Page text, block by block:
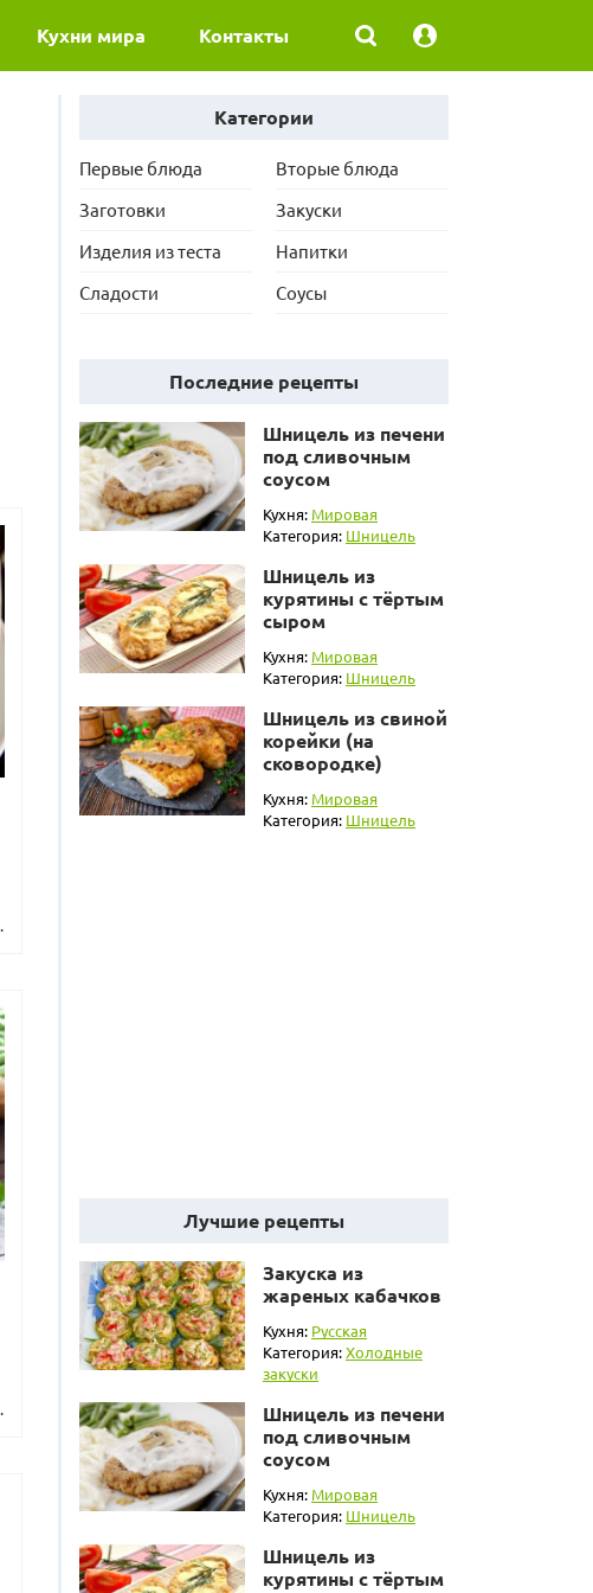
Кухни мира Контакты
Категории
Первые блюда
Вторые блюда
Заготовки
Закуски
Изделия из теста
Напитки
Сладости
Соусы
Последние рецепты
Шницель из печени
под сливочным
соусом
Кухня: Мировая
Категория: Шницель
Шницель из
курятины с тёртым
сыром
Кухня: Мировая
Категория: Шницель
Шницель из свиной
корейки (на
сковородке)
Кухня: Мировая
Категория: Шницель
Лучшие рецепты
Закуска из
жареных кабачков
Кухня: Русская
Категория:Холодные
закуски
Шницель из печени
под сливочным
соусом
Кухня: Мировая
Категория: Шницель
Шницель из
курятины с тёртым